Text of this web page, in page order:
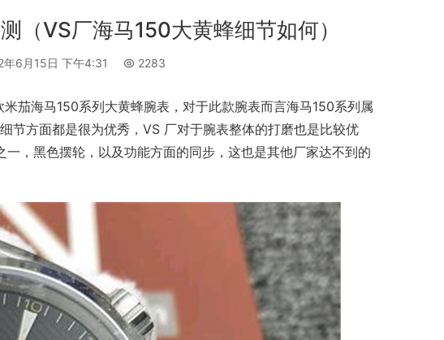
（VS厂海马150大黄蜂细节如何）
年6月15日 下午4:31 2283
茄海马150系列大黄蜂腕表，对于此款腕表而言海马150系列属
节方面都是很为优秀，VS 厂对于腕表整体的打磨也是比较优
一，黑色摆轮，以及功能方面的同步，这也是其他厂家达不到的